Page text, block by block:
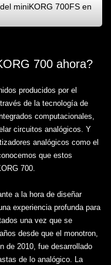
miniKORG 700FS en
700 ahora?
producidos por el
de la tecnología de
computacionales,
circuitos analógicos. Y
analógicos como el
que estos
700.
a la hora de diseñar
experiencia profunda para
una vez que se
desde que el monotron,
de 2010, fue desarrollado
de lo analógico. La